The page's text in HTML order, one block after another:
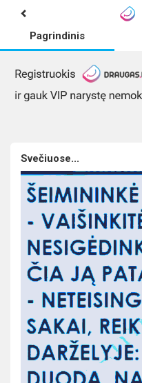
Pagrindinis
Svečiuose...